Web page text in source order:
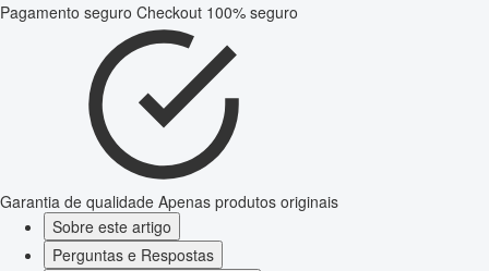
Pagamento seguro Checkout 100% seguro
Garantia de qualidade Apenas produtos originais
Sobre este artigo
Perguntas e Respostas